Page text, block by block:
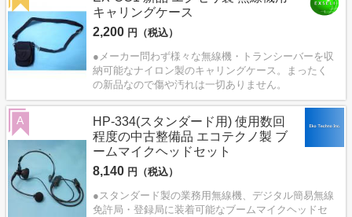
キャリングケース
2,200 円（税込）
●メーカー問わず様々な無線機・トランシーバーを収
納可能なナイロン製のキャリングケース。まったく
の新品なので傷や汚れは一切ありません。
HP-334(スタンダード用) 使用数回
程度の中古整備品 エコテクノ製 ブ
ームマイクヘッドセット
8,140 円（税込）
●スタンダード製の業務用無線機、デジタル簡易無線
免許局・登録局に装着可能なブームマイクヘッドセ
A